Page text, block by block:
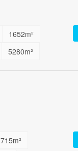
1652m²
5280m²
715m²